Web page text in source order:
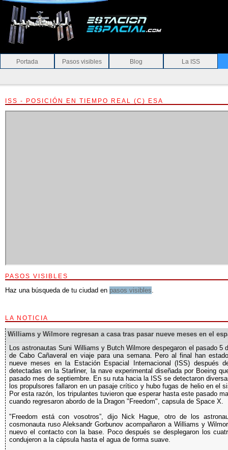
Portada Pasos visibles Blog La ISS
ISS - POSICIÓN EN TIEMPO REAL (C) ESA
PASOS VISIBLES
Haz una búsqueda de tu ciudad en pasos visibles
LA NOTICIA
Williams y Wilmore regresan a casa tras pasar nueve meses en el
Los astronautas Suni Williams y Butch Wilmore despegaron el pasado 5
de Cabo Cañaveral en viaje para una semana. Pero al final han
nueve meses en la Estación Espacial Internacional (ISS) después
detectadas en la Starliner, la nave experimental diseñada por Boeing
pasado mes de septiembre. En su ruta hacia la ISS se detectaron
los propulsores fallaron en un pasaje crítico y hubo fugas de helio en el
Por esta razón, los tripulantes tuvieron que esperar hasta este pasado
cuando regresaron abordo de la Dragon "Freedom", capsula de Space X.
"Freedom está con vosotros”, dijo Nick Hague, otro de los
cosmonauta ruso Aleksandr Gorbunov acompañaron a Williams y
nuevo el contacto con la base. Poco después se desplegaron los
condujeron a la cápsula hasta el agua de forma suave.